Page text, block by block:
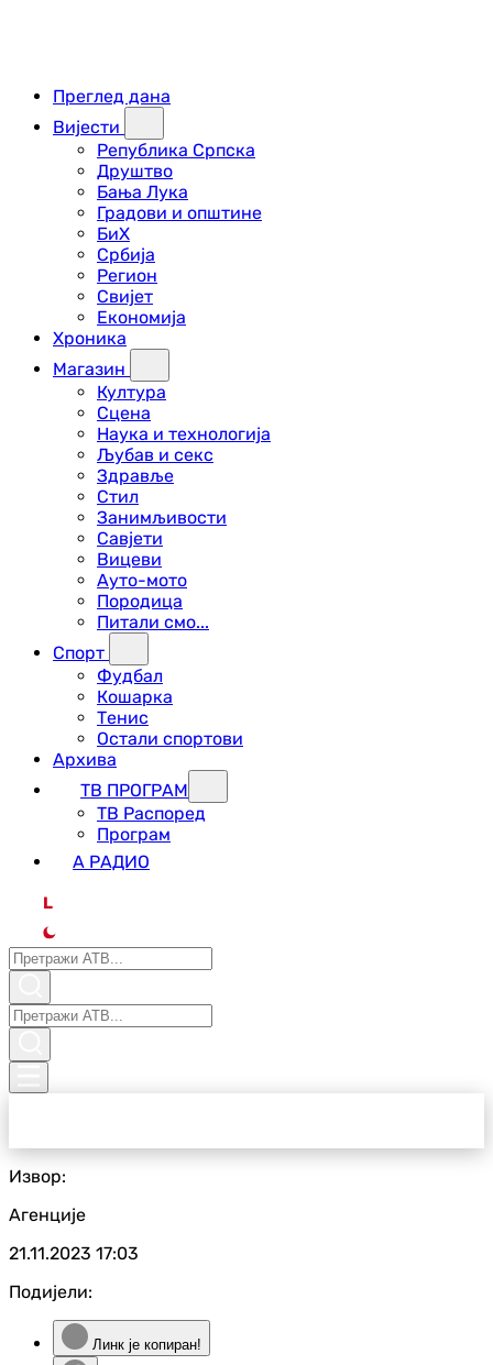
Преглед дана
Вијести
Република Српска
Друштво
Бања Лука
Градови и општине
БиХ
Србија
Регион
Свијет
Економија
Хроника
Магазин
Култура
Сцена
Наука и технологија
Љубав и секс
Здравље
Стил
Занимљивости
Савјети
Вицеви
Ауто-мото
Породица
Питали смо...
Спорт
Фудбал
Кошарка
Тенис
Остали спортови
Архива
ТВ ПРОГРАМ
ТВ Распоред
Програм
А РАДИО
L
Извор:
Агенције
21.11.2023 17:03
Подијели:
Линк је копиран!